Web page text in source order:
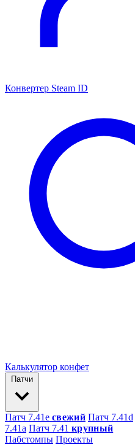
Конвертер Steam ID
Калькулятор конфет
Патчи
Патч 7.41e свежий Патч 7.41d
7.41а Патч 7.41 крупный
Пабстомпы Проекты